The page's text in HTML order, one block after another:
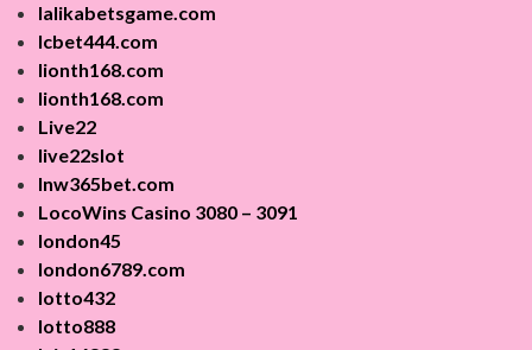
lalikabetsgame.com
lcbet444.com
lionth168.com
lionth168.com
Live22
live22slot
lnw365bet.com
LocoWins Casino 3080 – 3091
london45
london6789.com
lotto432
lotto888